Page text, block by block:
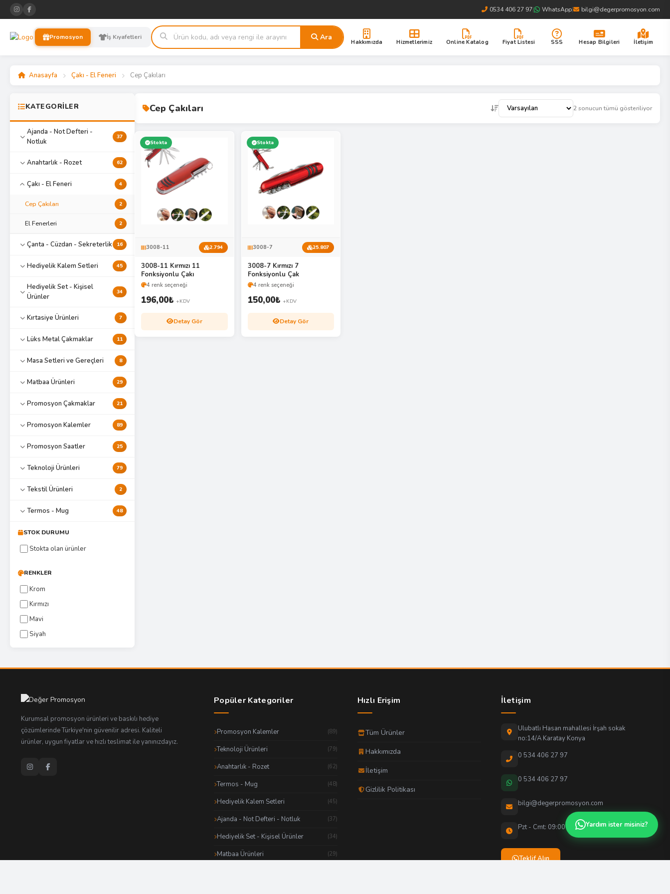
0534 406 27 97| WhatsApp| bilgi@degerpromosyon.com
Promosyon İş Kıyafetleri Ara
Hakkımızda Hizmetlerimiz Online Katalog Fiyat Listesi SSS Hesap Bilgileri İletişim
Anasayfa Çakı - El Feneri Cep Çakıları
KATEGORİLER
Ajanda - Not Defteri -
Notluk
37
Anahtarlık - Rozet 62
Çakı - El Feneri 4
Cep Çakıları 2
El Fenerleri 2
Çanta - Cüzdan - Sekreterlik 16
Hediyelik Kalem Setleri 45
Hediyelik Set - Kişisel
Ürünler
34
Kırtasiye Ürünleri 7
Lüks Metal Çakmaklar 11
Masa Setleri ve Gereçleri 8
Matbaa Ürünleri 29
Promosyon Çakmaklar 21
Promosyon Kalemler 89
Promosyon Saatler 25
Teknoloji Ürünleri 79
Tekstil Ürünleri 2
Termos - Mug 48
STOK DURUMU
Stokta olan ürünler
RENKLER
Krom
Kırmızı
Mavi
Siyah
Cep Çakıları 2 sonucun tümü gösteriliyor
Stokta
3008-11 2.794
3008-11 Kırmızı 11
Fonksiyonlu Çakı
4 renk seçeneği
196,00₺ +KDV
Detay Gör
Stokta
3008-7 25.807
3008-7 Kırmızı 7
Fonksiyonlu Çak
4 renk seçeneği
150,00₺ +KDV
Detay Gör
Kurumsal promosyon ürünleri ve baskılı hediye
çözümlerinde Türkiye'nin güvenilir adresi. Kaliteli
ürünler, uygun fiyatlar ve hızlı teslimat ile yanınızdayız.
Popüler Kategoriler
Promosyon Kalemler (89)
Teknoloji Ürünleri (79)
Anahtarlık - Rozet (62)
Termos - Mug (48)
Hediyelik Kalem Setleri (45)
Ajanda - Not Defteri - Notluk (37)
Hediyelik Set - Kişisel Ürünler (34)
Matbaa Ürünleri (29)
Hızlı Erişim
Tüm Ürünler
Hakkımızda
İletişim
Gizlilik Politikası
İletişim
Ulubatlı Hasan mahallesi İrşah sokak
no:14/A Karatay Konya
0 534 406 27 97
0 534 406 27 97
bilgi@degerpromosyon.com
Pzt - Cmt: 09:00 - 18:00
Teklif Alın
Yardım ister misiniz?